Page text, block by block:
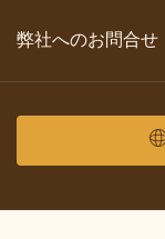
弊社へのお問合せ